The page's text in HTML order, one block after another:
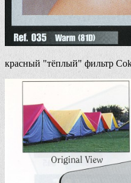
красный "тёплый" фильтр